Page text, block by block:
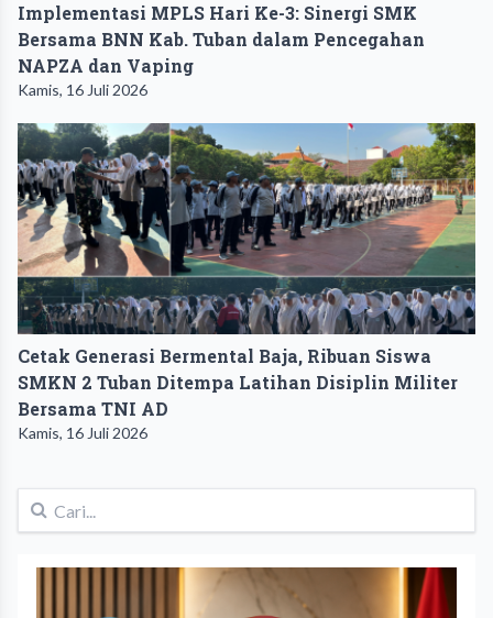
Implementasi MPLS Hari Ke-3: Sinergi SMK
Bersama BNN Kab. Tuban dalam Pencegahan
NAPZA dan Vaping
Kamis, 16 Juli 2026
Cetak Generasi Bermental Baja, Ribuan Siswa
SMKN 2 Tuban Ditempa Latihan Disiplin Militer
Bersama TNI AD
Kamis, 16 Juli 2026